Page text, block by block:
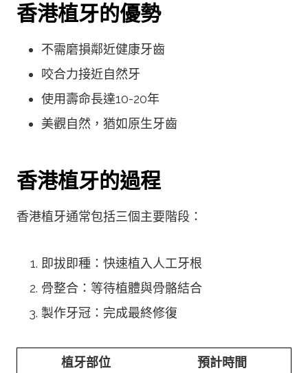
香港植牙的優勢
不需磨損鄰近健康牙齒
咬合力接近自然牙
使用壽命長達10-20年
美觀自然，猶如原生牙齒
香港植牙的過程
香港植牙通常包括三個主要階段：
即拔即種：快速植入人工牙根
骨整合：等待植體與骨骼結合
製作牙冠：完成最終修復
植牙部位
預計時間